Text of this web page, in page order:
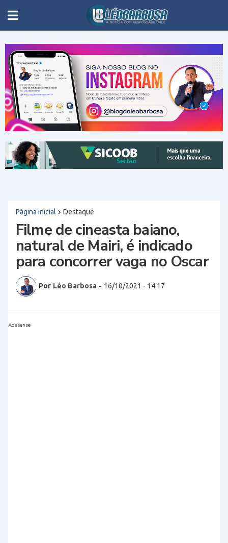
Página inicial Destaque
Filme de cineasta baiano,
natural de Mairi, é indicado
para concorrer vaga no Oscar
Por Léo Barbosa - 16/10/2021 - 14:17
Adesense